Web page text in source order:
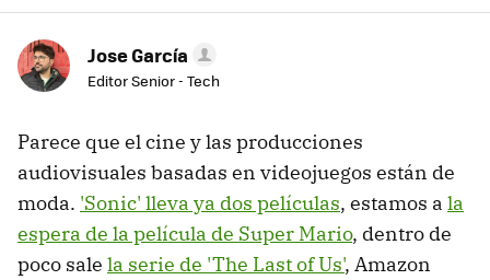
Jose García
Editor Senior - Tech
Parece que el cine y las producciones
audiovisuales basadas en videojuegos están de
moda. 'Sonic' lleva ya dos películas, estamos a la
espera de la película de Super Mario, dentro de
poco sale la serie de 'The Last of Us', Amazon